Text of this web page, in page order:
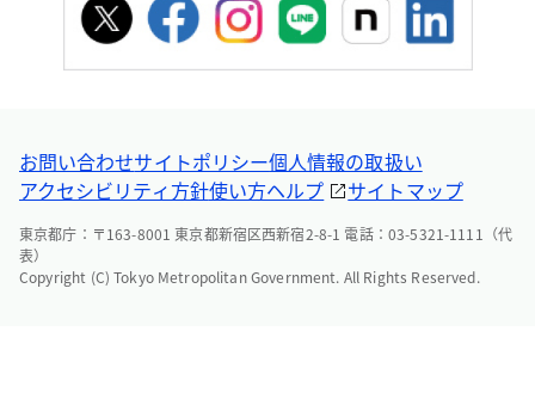
お問い合わせサイトポリシー個人情報の取扱い
アクセシビリティ方針使い方ヘルプ サイトマップ
東京都庁：〒163-8001 東京都新宿区西新宿2-8-1 電話：03-5321-1111（代
表）
Copyright (C) Tokyo Metropolitan Government. All Rights Reserved.